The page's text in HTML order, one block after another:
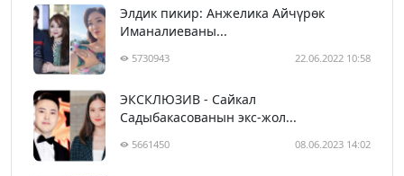
Элдик пикир: Анжелика Айчүрөк
Иманалиеваны...
5730943 22.06.2022 10:58
ЭКСКЛЮЗИВ - Сайкал
Садыбакасованын экс-жол...
5661450 08.06.2023 14:02